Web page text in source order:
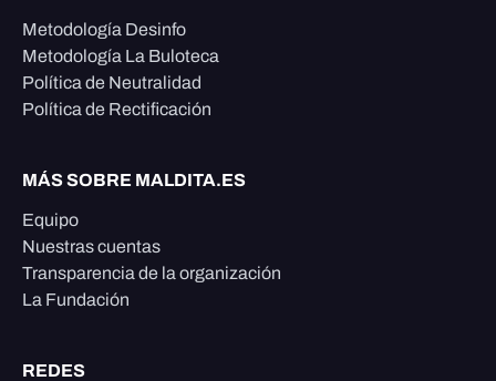
Metodología Desinfo
Metodología La Buloteca
Política de Neutralidad
Política de Rectificación
MÁS SOBRE MALDITA.ES
Equipo
Nuestras cuentas
Transparencia de la organización
La Fundación
REDES